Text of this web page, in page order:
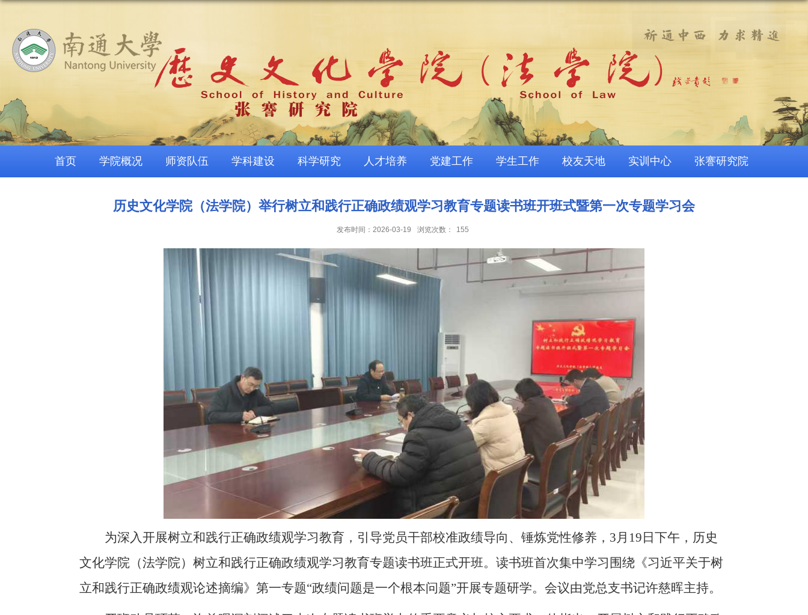
首页 学院概况 师资队伍 学科建设 科学研究 人才培养 党建工作 学生工作 校友天地 实训中心 张謇研究院
历史文化学院（法学院）举行树立和践行正确政绩观学习教育专题读书班开班式暨第一次专题学习会
发布时间：2026-03-19 浏览次数： 155
为深入开展树立和践行正确政绩观学习教育，引导党员干部校准政绩导向、锤炼党性修养，3月19日下午，历史
文化学院（法学院）树立和践行正确政绩观学习教育专题读书班正式开班。读书班首次集中学习围绕《习近平关于树
立和践行正确政绩观论述摘编》第一专题“政绩问题是一个根本问题”开展专题研学。会议由党总支书记许慈晖主持。